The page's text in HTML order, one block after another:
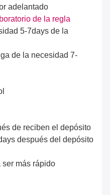
adelantado
de la regla
5-7days de la
de la necesidad 7-
de reciben el depósito
después del depósito
ser más rápido